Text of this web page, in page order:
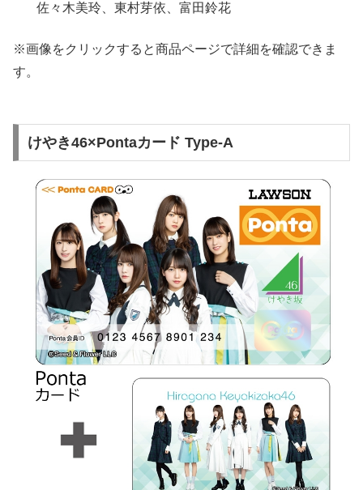
佐々木美玲、東村芽依、富田鈴花
※画像をクリックすると商品ページで詳細を確認できま
す。
けやき46×Pontaカード Type-A